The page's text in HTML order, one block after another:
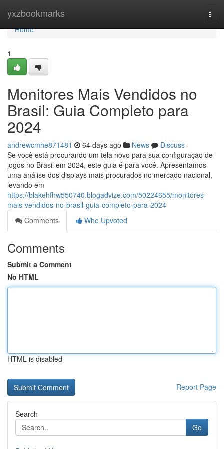
yxzbookmarks
Home
Home
1
Monitores Mais Vendidos no
Brasil: Guia Completo para
2024
andrewcmhe871481 64 days ago News
Discuss
Se você está procurando um tela novo para sua configuração de
jogos no Brasil em 2024, este guia é para você. Apresentamos
uma análise dos displays mais procurados no mercado nacional,
levando em
https://blakehfhw550740.blogadvize.com/50224655/monitores-
mais-vendidos-no-brasil-guia-completo-para-2024
Comments
Who Upvoted
Comments
Submit a Comment
No HTML
HTML is disabled
Report Page
Search
Go